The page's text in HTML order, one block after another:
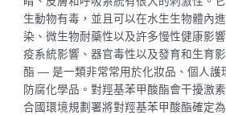
生動物有毒，並且可以在水生生物體內
染、微生物耐藥性以及許多慢性健康影
疫系統影響、器官毒性以及發育和生育
酯 — 是一類非常常用於化妝品、個人護
防腐化學品。對羥基苯甲酸酯會干擾激
合國環境規劃署將對羥基苯甲酸酯確定